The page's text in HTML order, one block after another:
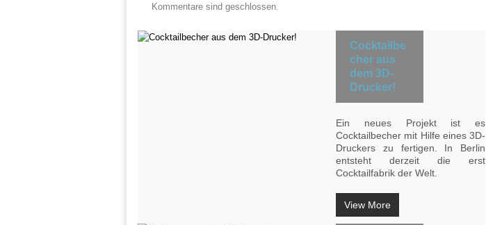
Kommentare sind geschlossen.
Cocktailbe
cher aus
dem 3D-
Drucker!
Ein neues Projekt ist es
Cocktailbecher mit Hilfe eines 3D-
Druckers zu fertigen. In Berlin
entsteht derzeit die erst
Cocktailfabrik der Welt.
View More